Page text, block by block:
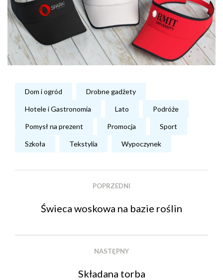
Dom i ogród Drobne gadżety
Hotele i Gastronomia Lato Podróże
Pomysł na prezent Promocja Sport
Szkoła Tekstylia Wypoczynek
POPRZEDNI
Świeca woskowa na bazie roślin
NASTĘPNY
Składana torba